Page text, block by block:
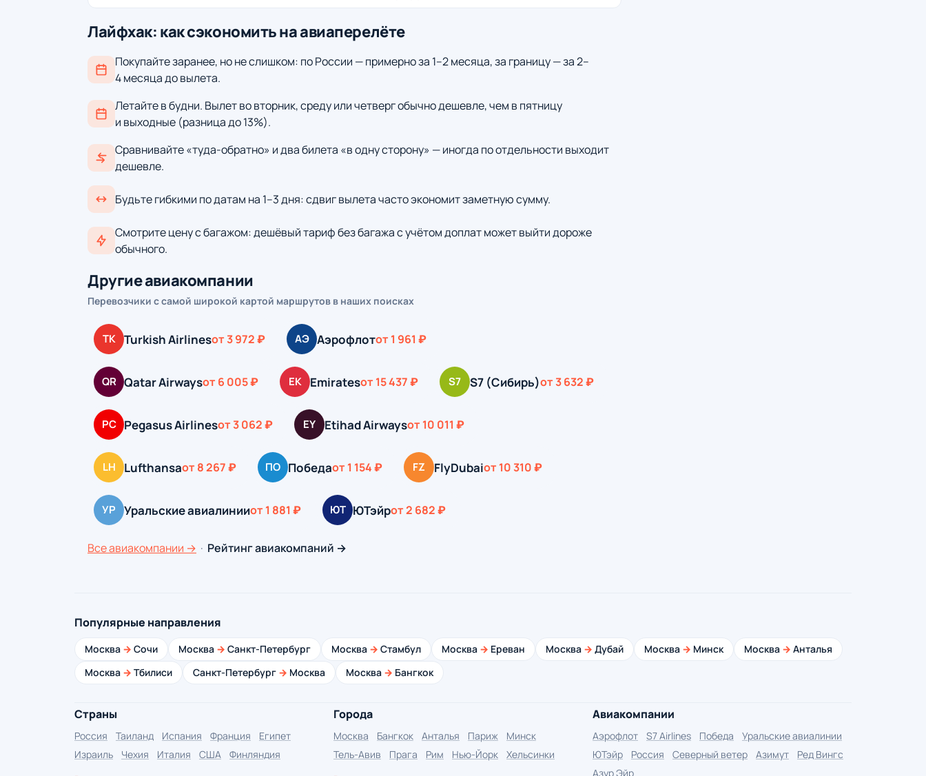
Лайфхак: как сэкономить на авиаперелёте
Покупайте заранее, но не слишком: по России — примерно за 1–2 месяца, за границу — за 2–
4 месяца до вылета.
Летайте в будни. Вылет во вторник, среду или четверг обычно дешевле, чем в пятницу
и выходные (разница до 13%).
Сравнивайте «туда-обратно» и два билета «в одну сторону» — иногда по отдельности выходит
дешевле.
Будьте гибкими по датам на 1–3 дня: сдвиг вылета часто экономит заметную сумму.
Смотрите цену с багажом: дешёвый тариф без багажа с учётом доплат может выйти дороже
обычного.
Другие авиакомпании
Перевозчики с самой широкой картой маршрутов в наших поисках
TK Turkish Airlinesот 3 972 ₽ АЭ Аэрофлотот 1 961 ₽
QR Qatar Airwaysот 6 005 ₽ EK Emiratesот 15 437 ₽ S7 S7 (Сибирь)от 3 632 ₽
PC Pegasus Airlinesот 3 062 ₽ EY Etihad Airwaysот 10 011 ₽
LH Lufthansaот 8 267 ₽ ПО Победаот 1 154 ₽ FZ FlyDubaiот 10 310 ₽
УР Уральские авиалинииот 1 881 ₽ ЮТ ЮТэйрот 2 682 ₽
Все авиакомпании → · Рейтинг авиакомпаний →
Популярные направления
Москва → Сочи Москва → Санкт-Петербург Москва → Стамбул Москва → Ереван Москва → Дубай Москва → Минск Москва → Анталья
Москва → Тбилиси Санкт-Петербург → Москва Москва → Бангкок
Страны
Россия Таиланд Испания Франция
Египет
Израиль
Чехия Италия США
Финляндия
Города
Москва Бангкок Анталья Париж
Минск
Тель-Авив
Прага Рим Нью-Йорк
Хельсинки
Авиакомпании
Аэрофлот S7 Airlines Победа
Уральские авиалинии
ЮТэйр
Россия Северный ветер Азимут
Ред Вингс
Азур Эйр